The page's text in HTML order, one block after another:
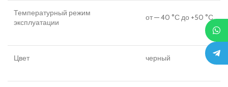
Температурный режим
эксплуатации
от — 40 °С до +50 °С
Цвет черный